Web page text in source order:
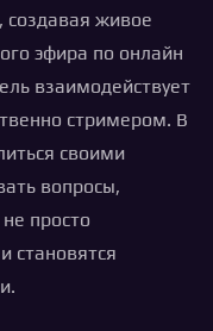
создавая живое
эфира по онлайн
взаимодействует
стримером. В
своими
вопросы,
просто
становятся